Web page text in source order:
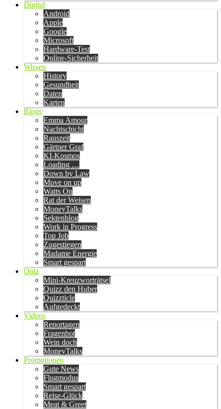
Digital
Android
Apple
Google
Microsoft
Hardware-Test
Online-Sicherheit
Wissen
History
Gesundheit
Daten
Karten
Blogs
Emma Amour
Nachtschicht
Rauszeit
Gärtner Graf
KI-Kosmos
Loading …
Down by Law
Move on up
Watts On
Rat der Weisen
MoneyTalks
Sektenblog
Work in Progress
Top Job
Zugestiegen
Madame Energie
Smart gespart
Quiz
Mini-Kreuzworträtsel
Quizz den Huber
Quizzticle
Aufgedeckt
Videos
Reportagen
Fragenbot
Wein doch
MoneyTalks
Promotionen
Gute News
Flugmodus
Smart gespart
Reise-Glück
Meat & Greet